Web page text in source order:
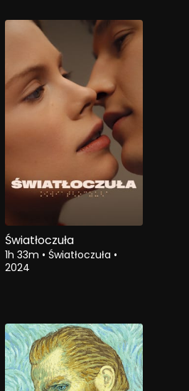
Światłoczuła
1h 33m • Światłoczuła •
2024